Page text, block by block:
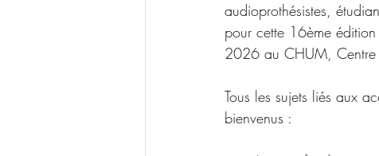
audioprothésistes,
pour cette 16ème
2026 au CHUM,
Tous les sujets liés aux
bienvenus :